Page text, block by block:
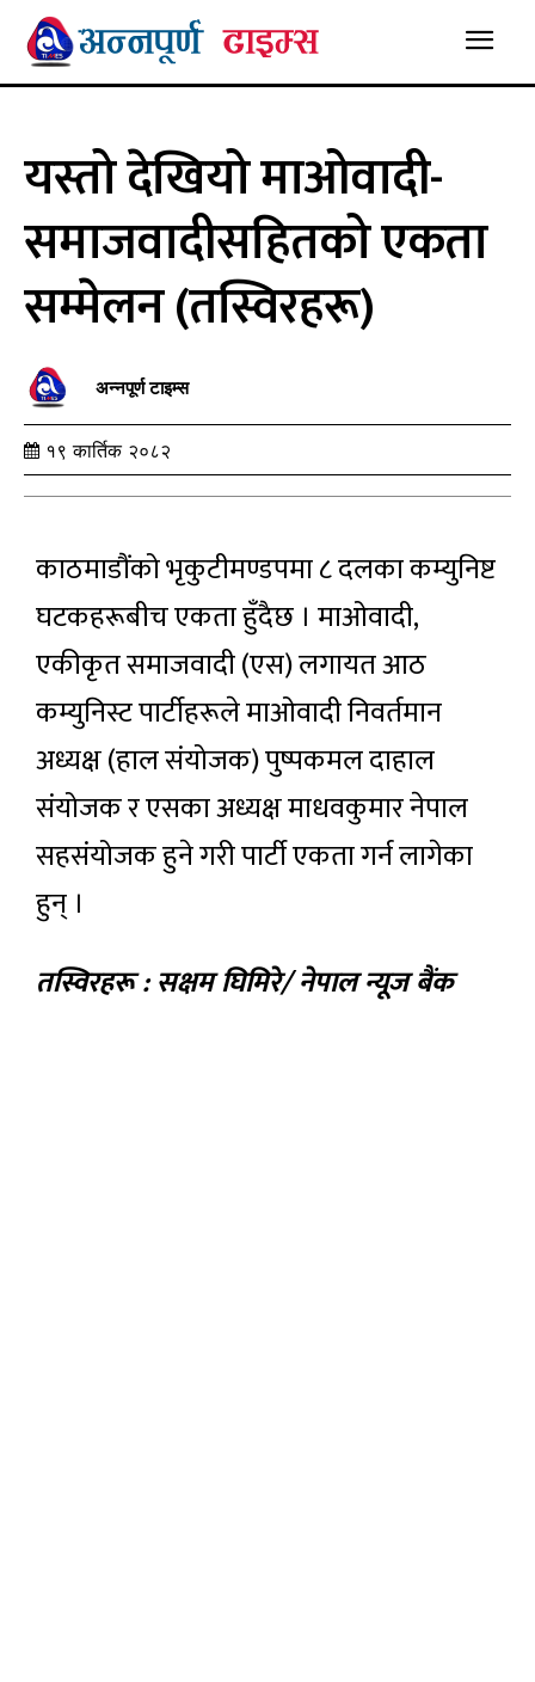
यस्तो देखियो माओवादी-
समाजवादीसहितको एकता
सम्मेलन (तस्विरहरू)
अन्नपूर्ण टाइम्स
१९ कार्तिक २०८२
काठमाडौंको भृकुटीमण्डपमा ८ दलका कम्युनिष्ट
घटकहरूबीच एकता हुँदैछ । माओवादी,
एकीकृत समाजवादी (एस) लगायत आठ
कम्युनिस्ट पार्टीहरूले माओवादी निवर्तमान
अध्यक्ष (हाल संयोजक) पुष्पकमल दाहाल
संयोजक र एसका अध्यक्ष माधवकुमार नेपाल
सहसंयोजक हुने गरी पार्टी एकता गर्न लागेका
हुन् ।
तस्विरहरू : सक्षम घिमिरे/ नेपाल न्यूज बैंक